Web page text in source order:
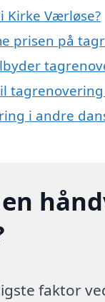
Kirke Værløse?
prisen på
i andre
faktor